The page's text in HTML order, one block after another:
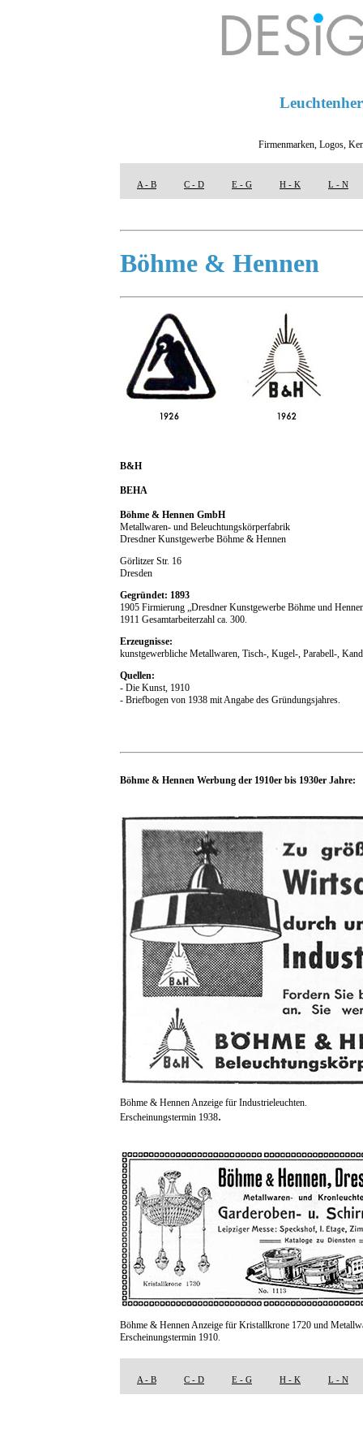
Firmenmarken, Logos,
A - B C - D E - G H - K L - N
Böhme & Hennen
B&H
BEHA
Böhme & Hennen GmbH
Metallwaren- und Beleuchtungskörperfabrik
Dresdner Kunstgewerbe Böhme & Hennen
Görlitzer Str. 16
Dresden
Gegründet: 1893
1905 Firmierung „Dresdner Kunstgewerbe Böhme und
1911 Gesamtarbeiterzahl ca. 300.
Erzeugnisse:
kunstgewerbliche Metallwaren, Tisch-, Kugel-, Parabell-,
Quellen:
- Die Kunst, 1910
- Briefbogen von 1938 mit Angabe des Gründungsjahres.
Böhme & Hennen Werbung der 1910er bis 1930er Jahre:
Böhme & Hennen Anzeige für Industrieleuchten.
Erscheinungstermin 1938.
Böhme & Hennen Anzeige für Kristallkrone 1720 und
Erscheinungstermin 1910.
A - B C - D E - G H - K L - N